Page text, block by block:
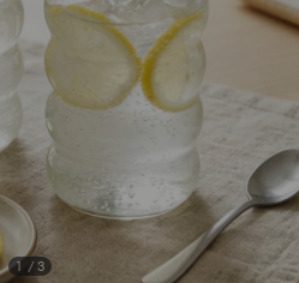
1 / 3